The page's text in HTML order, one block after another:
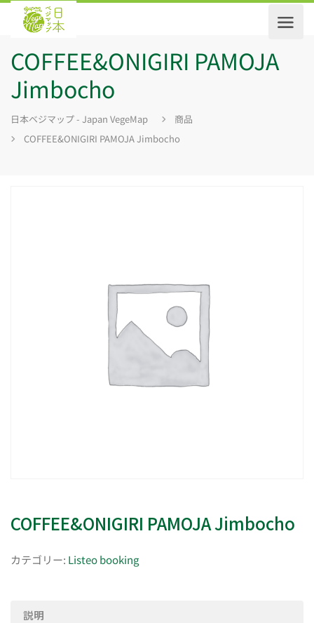
COFFEE&ONIGIRI PAMOJA
Jimbocho
日本ベジマップ - Japan VegeMap
商品
COFFEE&ONIGIRI PAMOJA Jimbocho
COFFEE&ONIGIRI PAMOJA Jimbocho
カテゴリー: Listeo booking
説明